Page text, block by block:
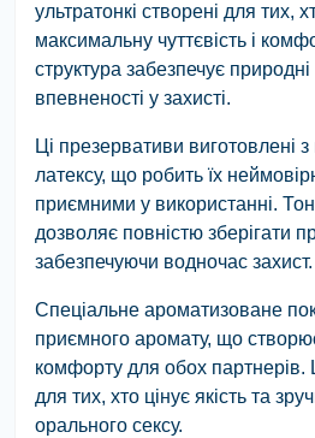
ультратонкі створені для тих,
максимальну чуттєвість і
структура забезпечує
впевненості у захисті.
Ці презервативи виготовлені з
латексу, що робить їх
приємними у використанні.
дозволяє повністю зберігати
забезпечуючи водночас захист.
Спеціальне ароматизоване
приємного аромату, що
комфорту для обох партнерів.
для тих, хто цінує якість та
орального сексу.